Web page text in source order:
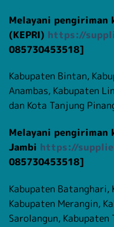
Melayani pengiriman
(KEPRI) https://
085730453518]
Kabupaten Bintan,
Anambas, Kabupaten
dan Kota Tanjung
Melayani pengiriman
Jambi https://
085730453518]
Kabupaten Batanghari,
Kabupaten Merangin,
Sarolangun,